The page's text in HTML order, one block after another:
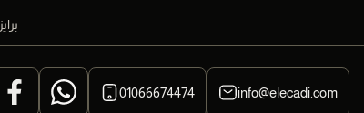
برايز
info@elecadi.com
01066674474